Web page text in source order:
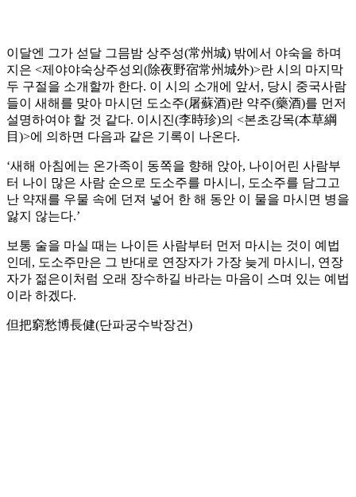
이달엔 그가 섣달 그믐밤 상주성(常州城) 밖에서 야숙을 하며
지은 <제야야숙상주성외(除夜野宿常州城外)>란 시의 마지막
두 구절을 소개할까 한다. 이 시의 소개에 앞서, 당시 중국사람
들이 새해를 맞아 마시던 도소주(屠蘇酒)란 약주(藥酒)를 먼저
설명하여야 할 것 같다. 이시진(李時珍)의 <본초강목(本草綱
目)>에 의하면 다음과 같은 기록이 나온다.
‘새해 아침에는 온가족이 동쪽을 향해 앉아, 나이어린 사람부
터 나이 많은 사람 순으로 도소주를 마시니, 도소주를 담그고
난 약재를 우물 속에 던져 넣어 한 해 동안 이 물을 마시면 병을
앓지 않는다.’
보통 술을 마실 때는 나이든 사람부터 먼저 마시는 것이 예법
인데, 도소주만은 그 반대로 연장자가 가장 늦게 마시니, 연장
자가 젊은이처럼 오래 장수하길 바라는 마음이 스며 있는 예법
이라 하겠다.
但把窮愁博長健(단파궁수박장건)